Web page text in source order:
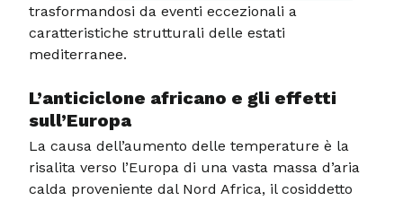
trasformandosi da eventi eccezionali a
caratteristiche strutturali delle estati
mediterranee.
L’anticiclone africano e gli effetti
sull’Europa
La causa dell’aumento delle temperature è la
risalita verso l’Europa di una vasta massa d’aria
calda proveniente dal Nord Africa, il cosiddetto